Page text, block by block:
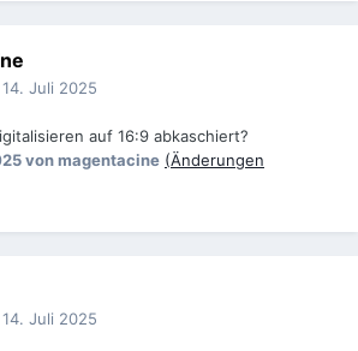
14. Juli 2025
auf 16:9 abkaschiert?
von magentacine (Änderungen
14. Juli 2025